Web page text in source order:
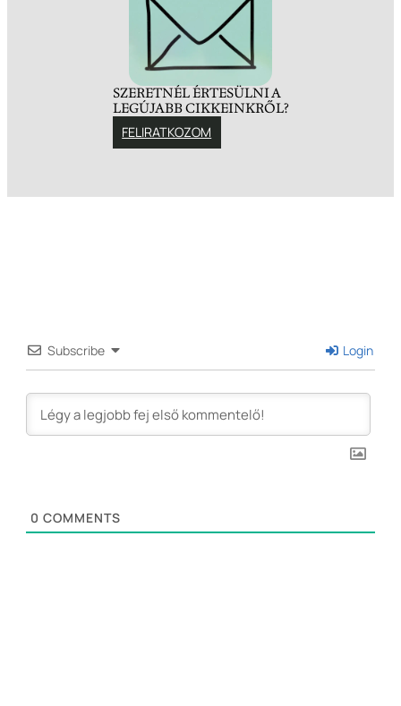
SZERETNÉL ÉRTESÜLNI A
LEGÚJABB CIKKEINKRŐL?
FELIRATKOZOM
Subscribe Login
0 COMMENTS